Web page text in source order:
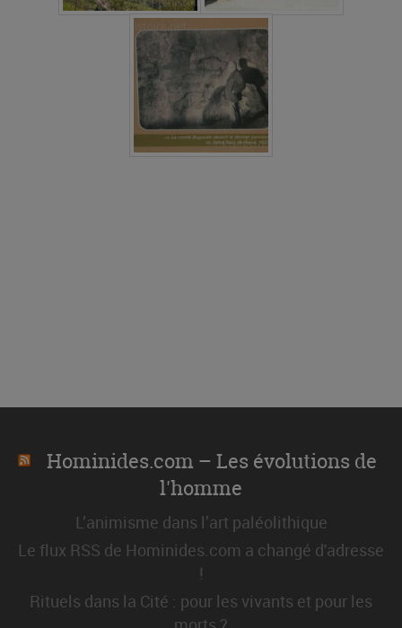
Hominides.com – Les évolutions de
l'homme
L’animisme dans l’art paléolithique
Le flux RSS de Hominides.com a changé d'adresse
!
Rituels dans la Cité : pour les vivants et pour les